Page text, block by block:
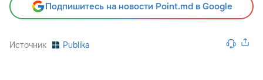
Подпишитесь на новости Point.md в Google
Источник Publika